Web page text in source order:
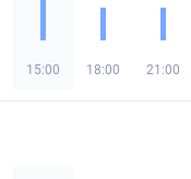
15:00 18:00 21:00